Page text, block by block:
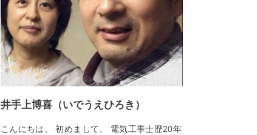
井手上博喜（いでうえひろき）
こんにちは。 初めまして。 電気工事士歴20年